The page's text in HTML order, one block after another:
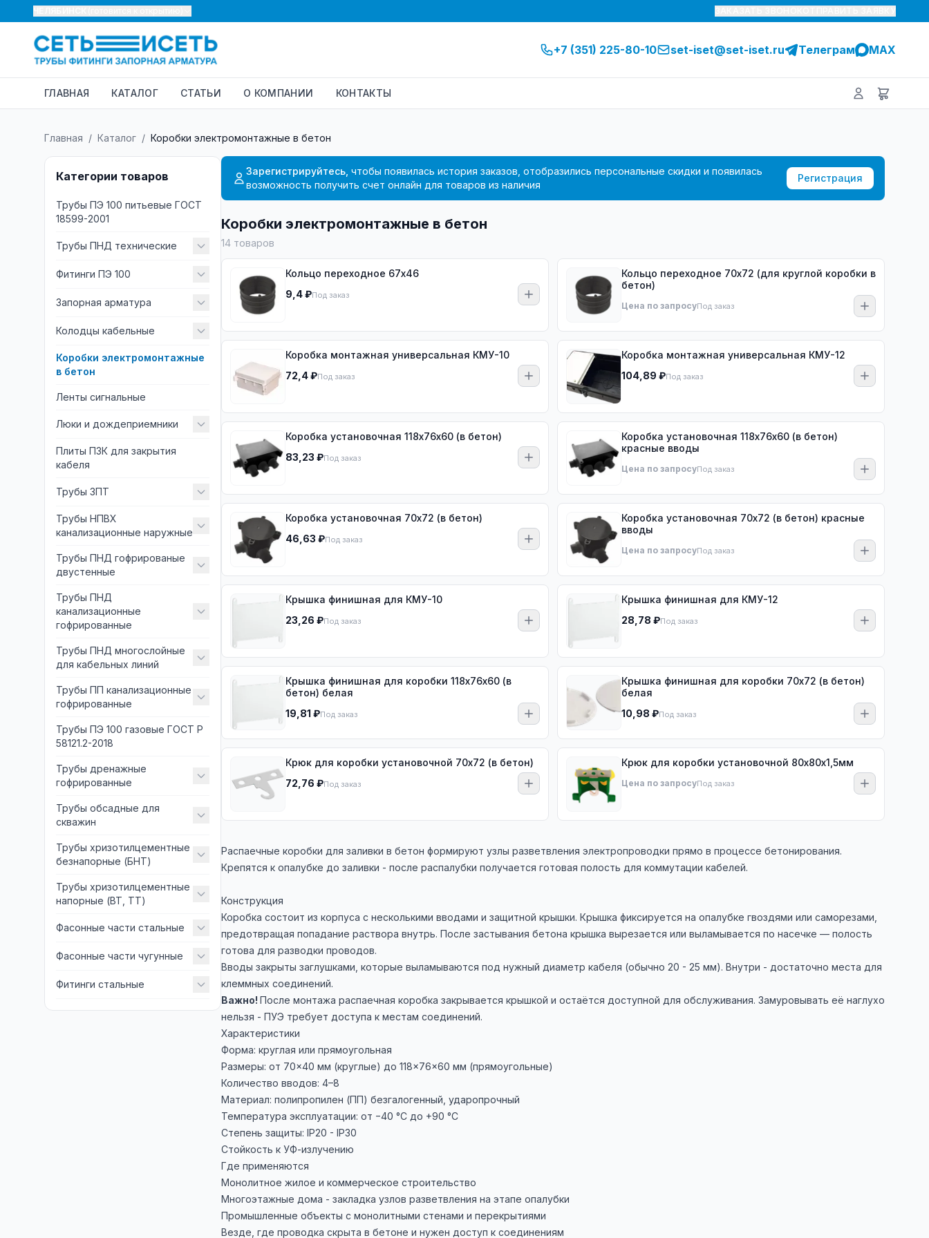
+7 (351) 225-80-10 set-iset@set-iset.ru Телеграм MAX
ГЛАВНАЯ КАТАЛОГ СТАТЬИ О КОМПАНИИ КОНТАКТЫ
Главная / Каталог / Коробки электромонтажные в бетон
Категории товаров
Трубы ПЭ 100 питьевые ГОСТ
18599-2001
Трубы ПНД технические
Фитинги ПЭ 100
Запорная арматура
Колодцы кабельные
Коробки электромонтажные
в бетон
Ленты сигнальные
Люки и дождеприемники
Плиты ПЗК для закрытия
кабеля
Трубы ЗПТ
Трубы НПВХ
канализационные наружные
Трубы ПНД гофрированые
двустенные
Трубы ПНД
канализационные
гофрированные
Трубы ПНД многослойные
для кабельных линий
Трубы ПП канализационные
гофрированные
Трубы ПЭ 100 газовые ГОСТ Р
58121.2-2018
Трубы дренажные
гофрированные
Трубы обсадные для
скважин
Трубы хризотилцементные
безнапорные (БНТ)
Трубы хризотилцементные
напорные (ВТ, ТТ)
Фасонные части стальные
Фасонные части чугунные
Фитинги стальные
Зарегистрируйтесь, чтобы появилась история заказов, отобразились персональные скидки и появилась
возможность получить счет онлайн для товаров из наличия
Регистрация
Коробки электромонтажные в бетон
14 товаров
Кольцо переходное 67х46
9,4 ₽Под заказ
Кольцо переходное 70х72 (для круглой коробки в
бетон)
Цена по запросуПод заказ
Коробка монтажная универсальная КМУ-10
72,4 ₽Под заказ
Коробка монтажная универсальная КМУ-12
104,89 ₽Под заказ
Коробка установочная 118х76х60 (в бетон)
83,23 ₽Под заказ
Коробка установочная 118х76х60 (в бетон)
красные вводы
Цена по запросуПод заказ
Коробка установочная 70х72 (в бетон)
46,63 ₽Под заказ
Коробка установочная 70х72 (в бетон) красные
вводы
Цена по запросуПод заказ
Крышка финишная для КМУ-10
23,26 ₽Под заказ
Крышка финишная для КМУ-12
28,78 ₽Под заказ
Крышка финишная для коробки 118х76х60 (в
бетон) белая
19,81 ₽Под заказ
Крышка финишная для коробки 70х72 (в бетон)
белая
10,98 ₽Под заказ
Крюк для коробки установочной 70х72 (в бетон)
72,76 ₽Под заказ
Крюк для коробки установочной 80х80х1,5мм
Цена по запросуПод заказ
Распаечные коробки для заливки в бетон формируют узлы разветвления электропроводки прямо в процессе бетонирования.
Крепятся к опалубке до заливки - после распалубки получается готовая полость для коммутации кабелей.
Конструкция
Коробка состоит из корпуса с несколькими вводами и защитной крышки. Крышка фиксируется на опалубке гвоздями или саморезами,
предотвращая попадание раствора внутрь. После застывания бетона крышка вырезается или выламывается по насечке — полость
готова для разводки проводов.
Вводы закрыты заглушками, которые выламываются под нужный диаметр кабеля (обычно 20 - 25 мм). Внутри - достаточно места для
клеммных соединений.
Важно! После монтажа распаечная коробка закрывается крышкой и остаётся доступной для обслуживания. Замуровывать её наглухо
нельзя - ПУЭ требует доступа к местам соединений.
Характеристики
Форма: круглая или прямоугольная
Размеры: от 70×40 мм (круглые) до 118×76×60 мм (прямоугольные)
Количество вводов: 4–8
Материал: полипропилен (ПП) безгалогенный, ударопрочный
Температура эксплуатации: от −40 °C до +90 °C
Степень защиты: IP20 - IP30
Стойкость к УФ-излучению
Где применяются
Монолитное жилое и коммерческое строительство
Многоэтажные дома - закладка узлов разветвления на этапе опалубки
Промышленные объекты с монолитными стенами и перекрытиями
Везде, где проводка скрыта в бетоне и нужен доступ к соединениям